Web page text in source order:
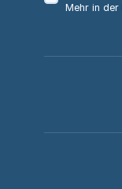
Mehr in der